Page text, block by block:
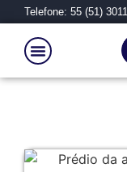
Telefone: 55 (51)